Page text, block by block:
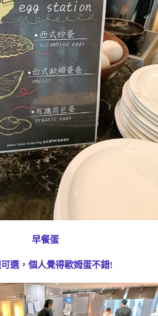
早餐蛋
選，個人覺得歐姆蛋不錯!